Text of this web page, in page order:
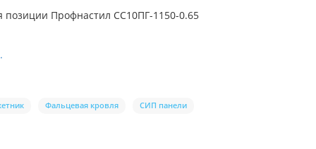
позиции Профнастил СС10ПГ-1150-0.65
Фальцевая кровля СИП панели